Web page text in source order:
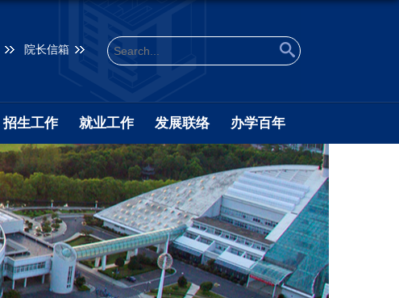
院长信箱
招生工作 就业工作 发展联络 办学百年